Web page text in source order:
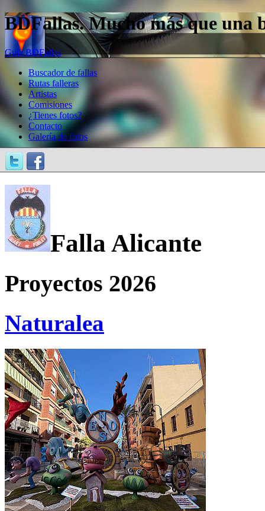
BDFallas. Mucho más que una
Guía BDFallas
Buscador de fallas
Rutas falleras
Artistas
Comisiones
¿Tienes fotos?
Contacto
Galería de fotos
Falla Alicante
Proyectos 2026
Naturalea